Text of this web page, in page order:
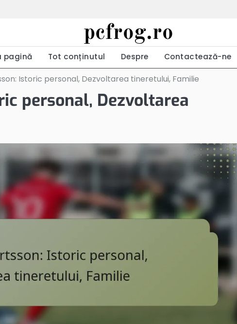
pcfrog.ro
pagină Tot conținutul Despre Contactează-ne
Istoric personal, Dezvoltarea tineretului, Familie
personal, Dezvoltarea